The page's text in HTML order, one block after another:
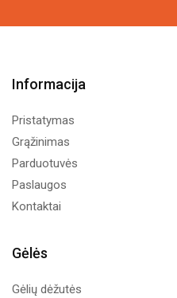
Informacija
Pristatymas
Grąžinimas
Parduotuvės
Paslaugos
Kontaktai
Gėlės
Gėlių dėžutės